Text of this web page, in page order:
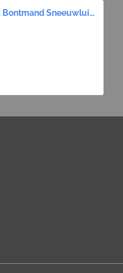
Napzzz Bontmand Sneeuwluipaard - Wit 9 maten